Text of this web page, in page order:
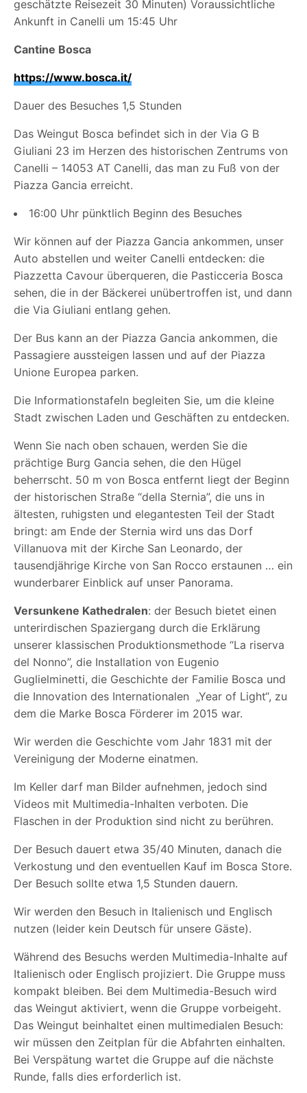
geschätzte Reisezeit 30 Minuten) Voraussichtliche
Ankunft in Canelli um 15:45 Uhr
Cantine Bosca
https://www.bosca.it/
Dauer des Besuches 1,5 Stunden
Das Weingut Bosca befindet sich in der Via G B
Giuliani 23 im Herzen des historischen Zentrums von
Canelli – 14053 AT Canelli, das man zu Fuß von der
Piazza Gancia erreicht.
16:00 Uhr pünktlich Beginn des Besuches
Wir können auf der Piazza Gancia ankommen, unser
Auto abstellen und weiter Canelli entdecken: die
Piazzetta Cavour überqueren, die Pasticceria Bosca
sehen, die in der Bäckerei unübertroffen ist, und dann
die Via Giuliani entlang gehen.
Der Bus kann an der Piazza Gancia ankommen, die
Passagiere aussteigen lassen und auf der Piazza
Unione Europea parken.
Die Informationstafeln begleiten Sie, um die kleine
Stadt zwischen Laden und Geschäften zu entdecken.
Wenn Sie nach oben schauen, werden Sie die
prächtige Burg Gancia sehen, die den Hügel
beherrscht. 50 m von Bosca entfernt liegt der Beginn
der historischen Straße “della Sternia”, die uns in
ältesten, ruhigsten und elegantesten Teil der Stadt
bringt: am Ende der Sternia wird uns das Dorf
Villanuova mit der Kirche San Leonardo, der
tausendjährige Kirche von San Rocco erstaunen … ein
wunderbarer Einblick auf unser Panorama.
Versunkene Kathedralen: der Besuch bietet einen
unterirdischen Spaziergang durch die Erklärung
unserer klassischen Produktionsmethode “La riserva
del Nonno”, die Installation von Eugenio
Guglielminetti, die Geschichte der Familie Bosca und
die Innovation des Internationalen „Year of Light“, zu
dem die Marke Bosca Förderer im 2015 war.
Wir werden die Geschichte vom Jahr 1831 mit der
Vereinigung der Moderne einatmen.
Im Keller darf man Bilder aufnehmen, jedoch sind
Videos mit Multimedia-Inhalten verboten. Die
Flaschen in der Produktion sind nicht zu berühren.
Der Besuch dauert etwa 35/40 Minuten, danach die
Verkostung und den eventuellen Kauf im Bosca Store.
Der Besuch sollte etwa 1,5 Stunden dauern.
Wir werden den Besuch in Italienisch und Englisch
nutzen (leider kein Deutsch für unsere Gäste).
Während des Besuchs werden Multimedia-Inhalte auf
Italienisch oder Englisch projiziert. Die Gruppe muss
kompakt bleiben. Bei dem Multimedia-Besuch wird
das Weingut aktiviert, wenn die Gruppe vorbeigeht.
Das Weingut beinhaltet einen multimedialen Besuch:
wir müssen den Zeitplan für die Abfahrten einhalten.
Bei Verspätung wartet die Gruppe auf die nächste
Runde, falls dies erforderlich ist.